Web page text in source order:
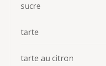
sucre
tarte
tarte au citron